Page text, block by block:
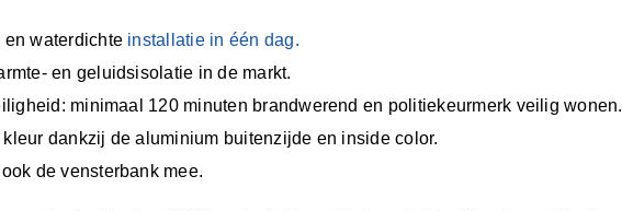
en waterdichte installatie in één dag.
en geluidsisolatie in de markt.
minimaal 120 minuten brandwerend en politiekeurmerk veilig wonen.
dankzij de aluminium buitenzijde en inside color.
de vensterbank mee.